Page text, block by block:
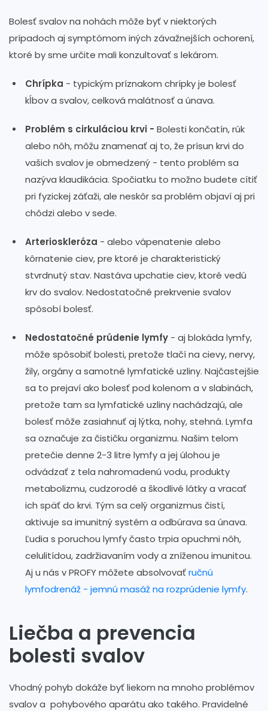
Bolesť svalov na nohách môže byť v niektorých
prípadoch aj symptómom iných závažnejších ochorení,
ktoré by sme určite mali konzultovať s lekárom.
Chrípka - typickým príznakom chrípky je bolesť
kĺbov a svalov, celková malátnosť a únava.
Problém s cirkuláciou krvi - Bolesti končatín, rúk
alebo nôh, môžu znamenať aj to, že prísun krvi do
vašich svalov je obmedzený - tento problém sa
nazýva klaudikácia. Spočiatku to možno budete cítiť
pri fyzickej záťaži, ale neskôr sa problém objaví aj pri
chôdzi alebo v sede.
Arterioskleróza - alebo vápenatenie alebo
kôrnatenie ciev, pre ktoré je charakteristický
stvrdnutý stav. Nastáva upchatie ciev, ktoré vedú
krv do svalov. Nedostatočné prekrvenie svalov
spôsobí bolesť.
Nedostatočné prúdenie lymfy - aj blokáda lymfy,
môže spôsobiť bolesti, pretože tlačí na cievy, nervy,
žily, orgány a samotné lymfatické uzliny. Najčastejšie
sa to prejaví ako bolesť pod kolenom a v slabinách,
pretože tam sa lymfatické uzliny nachádzajú, ale
bolesť môže zasiahnuť aj lýtka, nohy, stehná. Lymfa
sa označuje za čističku organizmu. Našim telom
pretečie denne 2-3 litre lymfy a jej úlohou je
odvádzať z tela nahromadenú vodu, produkty
metabolizmu, cudzorodé a škodlivé látky a vracať
ich späť do krvi. Tým sa celý organizmus čistí,
aktivuje sa imunitný systém a odbúrava sa únava.
Ľudia s poruchou lymfy často trpia opuchmi nôh,
celulitídou, zadržiavaním vody a zníženou imunitou.
Aj u nás v PROFY môžete absolvovaťručnú
lymfodrenáž - jemnú masáž na rozprúdenie lymfy.
Liečba a prevencia
bolesti svalov
Vhodný pohyb dokáže byť liekom na mnoho problémov
svalov a pohybového aparátu ako takého. Pravidelné